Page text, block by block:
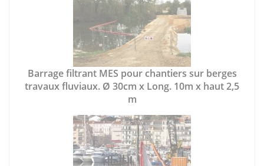
Barrage filtrant MES pour chantiers sur berges
travaux fluviaux. Ø 30cm x Long. 10m x haut 2,5
m